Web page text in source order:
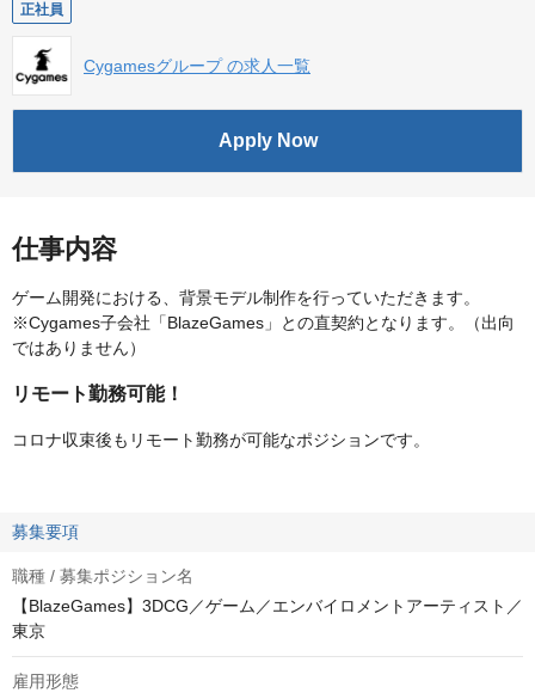
正社員
Cygamesグループ の求人一覧
Apply Now
仕事内容
ゲーム開発における、背景モデル制作を行っていただきます。
※Cygames子会社「BlazeGames」との直契約となります。（出向
ではありません）
リモート勤務可能！
コロナ収束後もリモート勤務が可能なポジションです。
募集要項
職種 / 募集ポジション名
【BlazeGames】3DCG／ゲーム／エンバイロメントアーティスト／
東京
雇用形態